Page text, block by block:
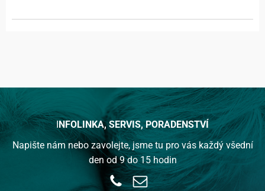
INFOLINKA, SERVIS, PORADENSTVÍ
Napište nám nebo zavolejte, jsme tu pro vás každý všední
den od 9 do 15 hodin